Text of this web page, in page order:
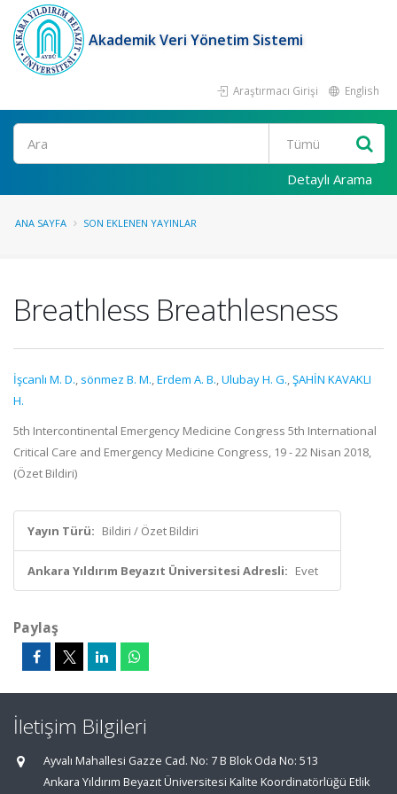
Akademik Veri Yönetim Sistemi
Araştırmacı Girişi English
Ara
Detaylı Arama
ANA SAYFA SON EKLENEN YAYINLAR
Breathless Breathlesness
İşcanlı M. D., sönmez B. M.,Erdem A. B.,Ulubay H. G.,ŞAHİN KAVAKLI
H.
5th Intercontinental Emergency Medicine Congress 5th International
Critical Care and Emergency Medicine Congress, 19 - 22 Nisan 2018,
(Özet Bildiri)
Yayın Türü: Bildiri / Özet Bildiri
Ankara Yıldırım Beyazıt Üniversitesi Adresli: Evet
Paylaş
İletişim Bilgileri
Ayvalı Mahallesi Gazze Cad. No: 7 B Blok Oda No: 513
Ankara Yıldırım Beyazıt Üniversitesi Kalite Koordinatörlüğü Etlik